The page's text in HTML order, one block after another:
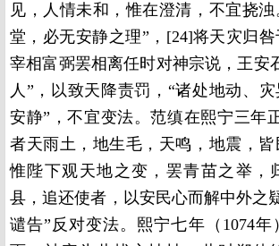
见，人情未和，惟在澄清，不宜挠
堂，必无安静之理”，[24]将天灾归咎
宰相富弼罢相离任时对神宗说，王安
人”，以致天降责罚，“诸处地动、灾
安静”，不宜变法。范缜在熙宁三年
者天雨土，地生毛，天鸣，地震，
惟陛下观天地之变，罢青苗之举，
县，追还使者，以安民心而解中外之
谴告”反对变法。熙宁七年（1074年